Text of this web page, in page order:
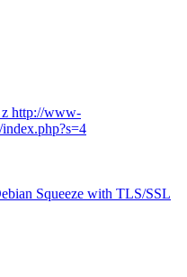
z http://www-
Squeeze with TLS/SSL